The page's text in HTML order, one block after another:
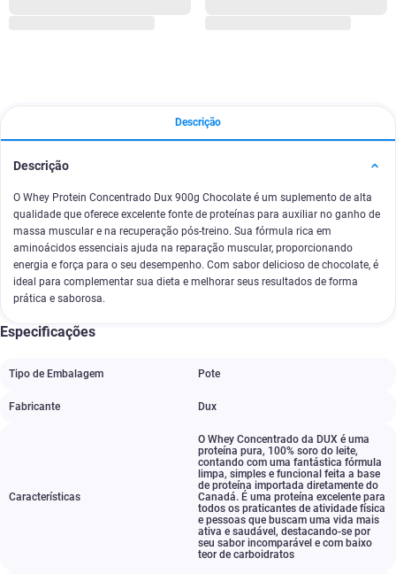
Descrição
Descrição
O Whey Protein Concentrado Dux 900g Chocolate é um suplemento de alta
qualidade que oferece excelente fonte de proteínas para auxiliar no ganho de
massa muscular e na recuperação pós-treino. Sua fórmula rica em
aminoácidos essenciais ajuda na reparação muscular, proporcionando
energia e força para o seu desempenho. Com sabor delicioso de chocolate, é
ideal para complementar sua dieta e melhorar seus resultados de forma
prática e saborosa.
Especificações
Tipo de Embalagem Pote
Fabricante Dux
Características
O Whey Concentrado da DUX é uma
proteína pura, 100% soro do leite,
contando com uma fantástica fórmula
limpa, simples e funcional feita a base
de proteína importada diretamente do
Canadá. É uma proteína excelente para
todos os praticantes de atividade física
e pessoas que buscam uma vida mais
ativa e saudável , destacando-se por
seu sabor incomparável e com baixo
teor de carboidratos